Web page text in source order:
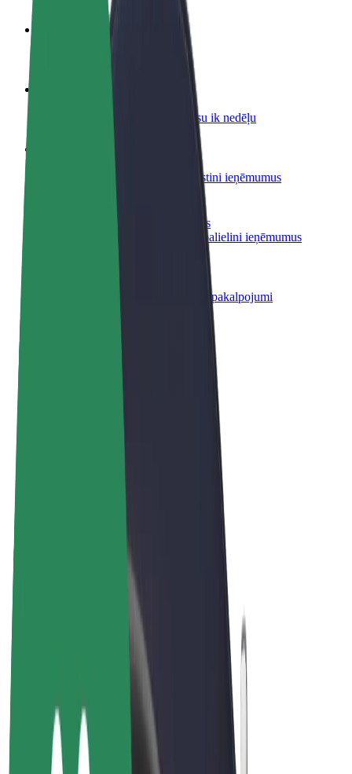
Kļūsti par autovadītāju
Piegādā ēdienu un saņem izmaksu ik nedēļu
Pievieno restorānu vai veikalu
Sasniedz vairāk klientu un paaugstini ieņēmumus
Reģistrējies kā autoparka īpašnieks
Pievieno savu autoparku Bolt un palielini ieņēmumus
Tavam uzņēmumam pielāgoti Bolt pakalpojumi
E-velosipēdi
Bolt Plus
Gūsti ieņēmumus ar Bolt